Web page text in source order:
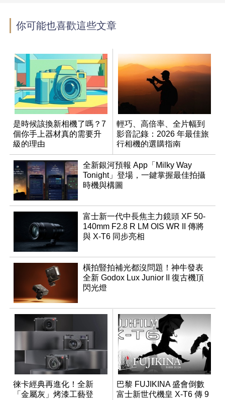
你可能也喜歡這些文章
是時候該換新相機了嗎？7
個你手上器材真的需要升
級的理由
輕巧、高倍率、全片幅到
影音記錄：2026 年最佳旅
行相機的選購指南
全新銀河預報 App「Milky Way
Tonight」登場，一鍵掌握最佳拍攝
時機與構圖
富士新一代中長焦主力鏡頭 XF 50-
140mm F2.8 R LM OIS WR II 傳將
與 X-T6 同步亮相
橫拍豎拍補光都沒問題！神牛發表
全新 Godox Lux Junior II 復古機頂
閃光燈
徠卡經典再進化！全新
「金屬灰」烤漆工藝登
巴黎 FUJIKINA 盛會倒數
富士新世代機皇 X-T6 傳 9